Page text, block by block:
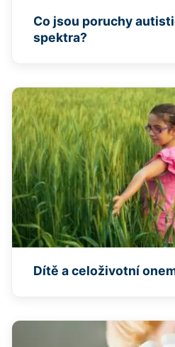
Co jsou poruchy
spektra?
Dítě a celoživotní